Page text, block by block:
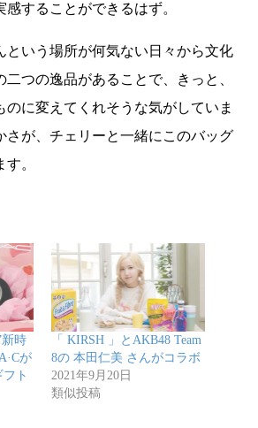
することができるはず。
いう場所が何気ない日々から文化
つの逸品があることで、きっと、
のに変えてくれそうな気がしていま
さが、チェリーと一緒にこのバッグ
。
新時
が
ト
「 KIRSH 」とAKB48 Team
8の 本田仁美 さんがコラボ
2021年9月20日
類似投稿